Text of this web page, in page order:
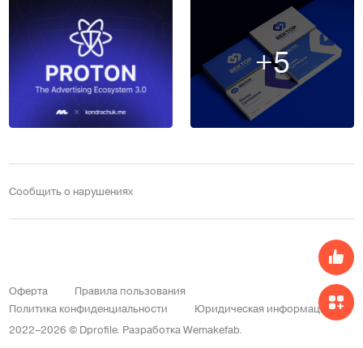
+5
Сообщить о нарушениях
2022–2026 © Dprofile. РазработкаWemakefab.
Оферта
Правила пользования
Политика конфиденциальности
Юридическая информация